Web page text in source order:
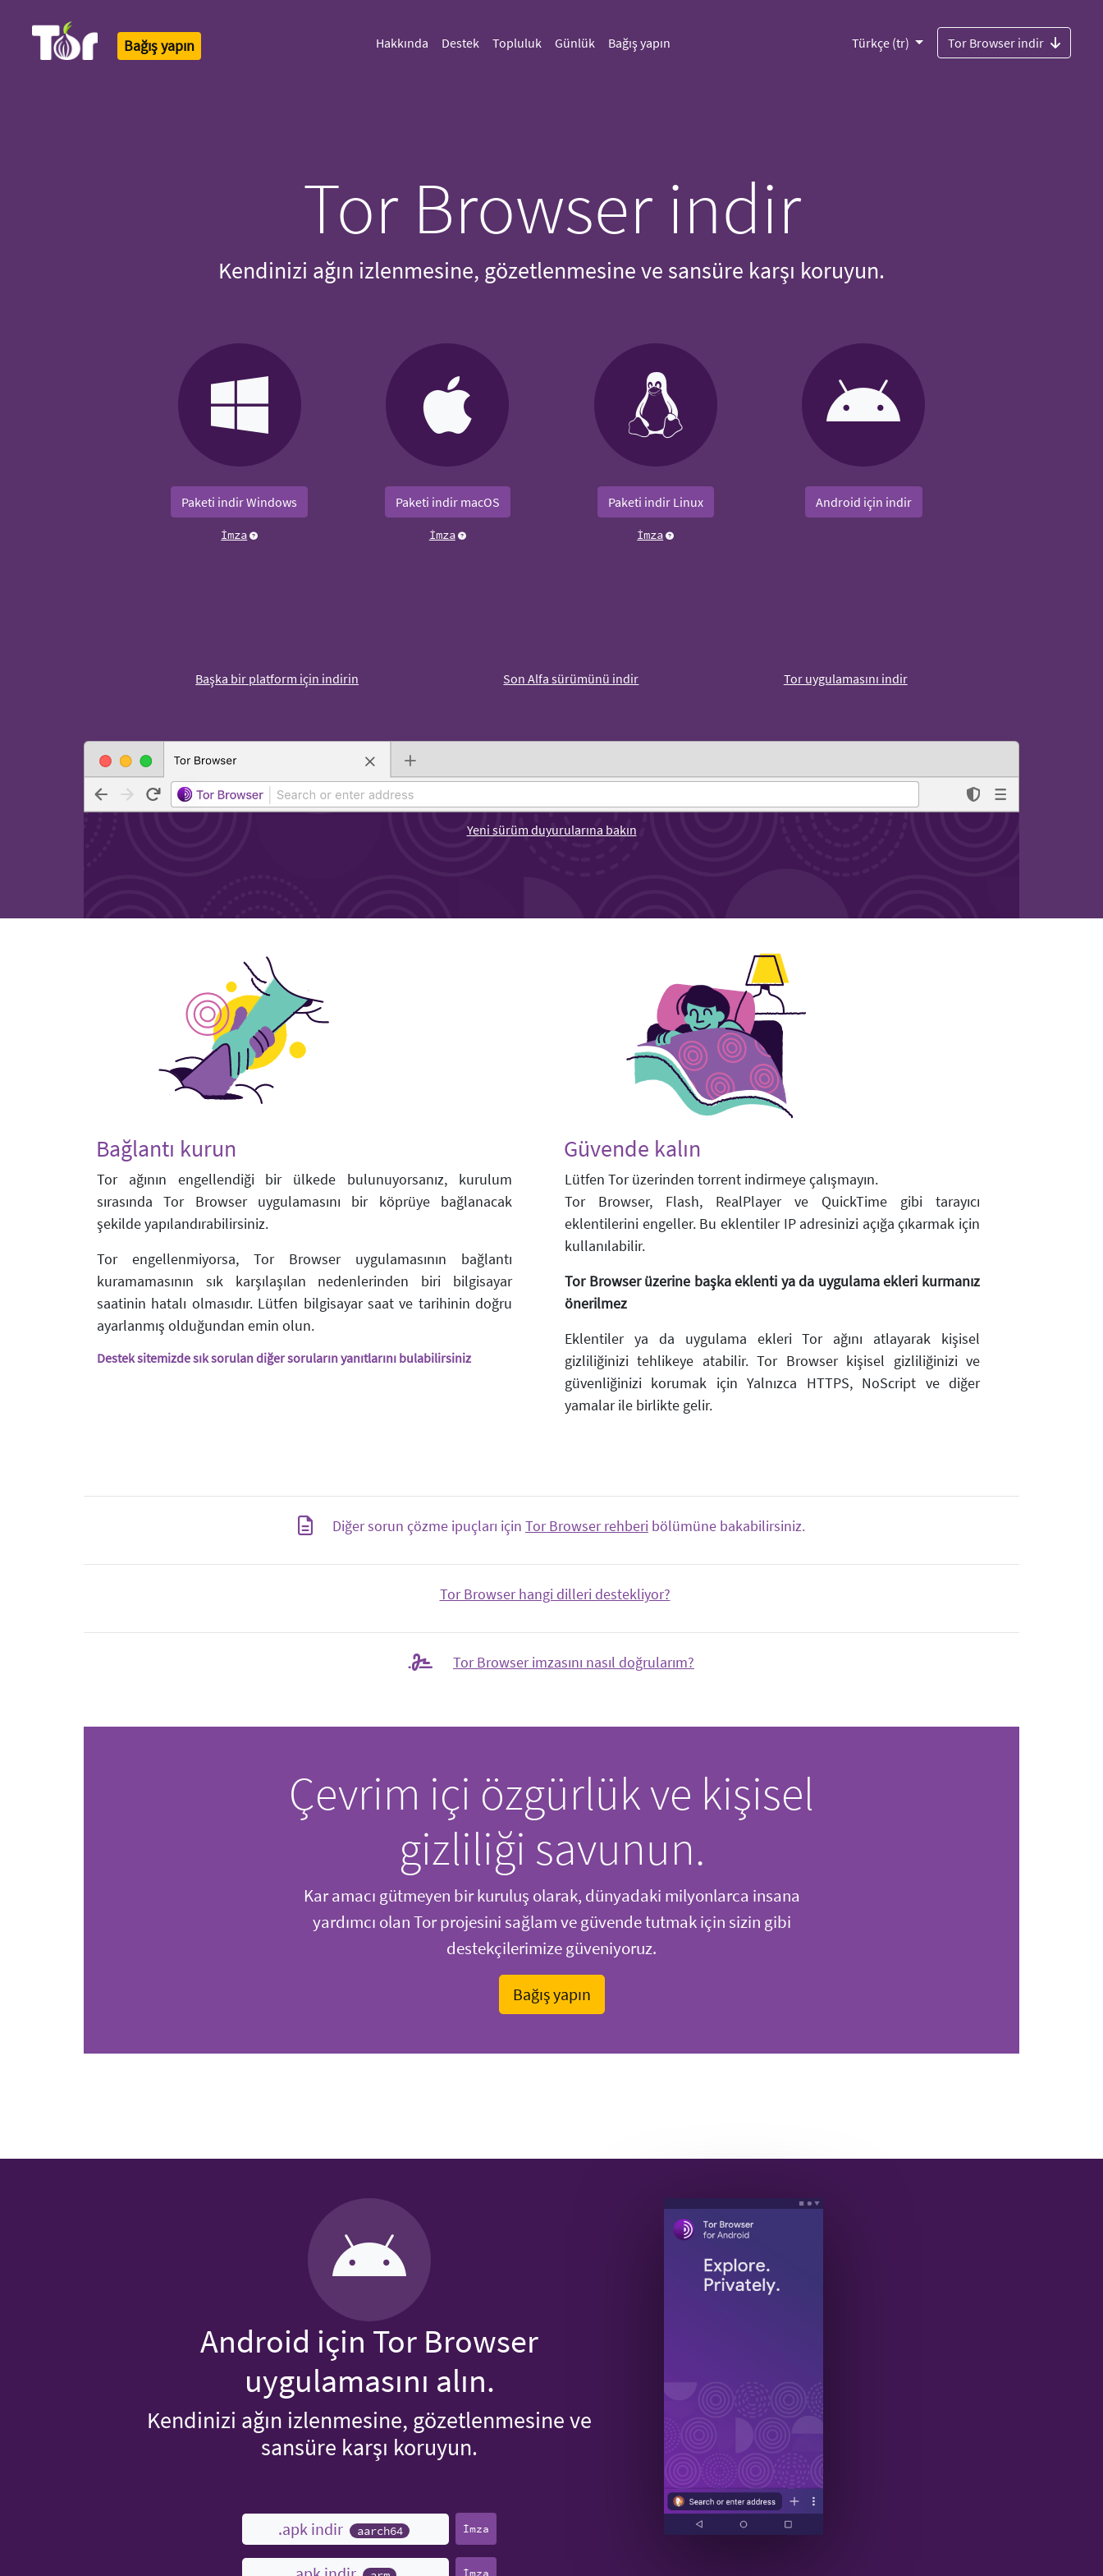
Bağış yapın Hakkında Destek Topluluk Günlük Bağış yapın Türkçe (tr) Tor Browser indir
Tor Browser indir
Kendinizi ağın izlenmesine, gözetlenmesine ve sansüre karşı koruyun.
Paketi indir Windows
İmza
Paketi indir macOS
İmza
Paketi indir Linux
İmza
Android için indir
Başka bir platform için indirin Son Alfa sürümünü indir Tor uygulamasını indir
Yeni sürüm duyurularına bakın
Bağlantı kurun
Tor ağının engellendiği bir ülkede bulunuyorsanız, kurulum
sırasında Tor Browser uygulamasını bir köprüye bağlanacak
şekilde yapılandırabilirsiniz.
Tor engellenmiyorsa, Tor Browser uygulamasının bağlantı
kuramamasının sık karşılaşılan nedenlerinden biri bilgisayar
saatinin hatalı olmasıdır. Lütfen bilgisayar saat ve tarihinin doğru
ayarlanmış olduğundan emin olun.
Destek sitemizde sık sorulan diğer soruların yanıtlarını bulabilirsiniz
Güvende kalın
Lütfen Tor üzerinden torrent indirmeye çalışmayın.
Tor Browser, Flash, RealPlayer ve QuickTime gibi tarayıcı
eklentilerini engeller. Bu eklentiler IP adresinizi açığa çıkarmak için
kullanılabilir.
Tor Browser üzerine başka eklenti ya da uygulama ekleri kurmanız
önerilmez
Eklentiler ya da uygulama ekleri Tor ağını atlayarak kişisel
gizliliğinizi tehlikeye atabilir. Tor Browser kişisel gizliliğinizi ve
güvenliğinizi korumak için Yalnızca HTTPS, NoScript ve diğer
yamalar ile birlikte gelir.
Diğer sorun çözme ipuçları için Tor Browser rehberi bölümüne bakabilirsiniz.
Tor Browser hangi dilleri destekliyor?
Tor Browser imzasını nasıl doğrularım?
Çevrim içi özgürlük ve kişisel
gizliliği savunun.
Kar amacı gütmeyen bir kuruluş olarak, dünyadaki milyonlarca insana
yardımcı olan Tor projesini sağlam ve güvende tutmak için sizin gibi
destekçilerimize güveniyoruz.
Bağış yapın
Android için Tor Browser
uygulamasını alın.
Kendinizi ağın izlenmesine, gözetlenmesine ve
sansüre karşı koruyun.
.apk indir aarch64 İmza
İmza